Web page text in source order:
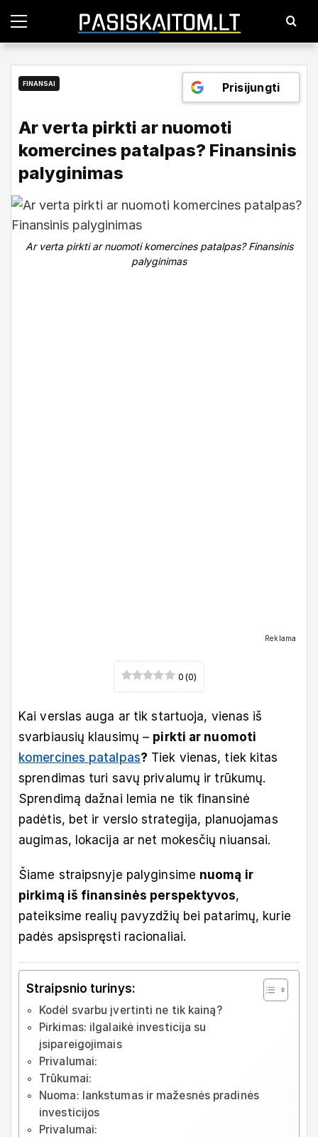
P
g
u
Prisijungti
FINANSAI
Ar verta pirkti ar nuomoti
komercines patalpas? Finansinis
palyginimas
2025-06-04
Ar verta pirkti ar nuomoti komercines patalpas? Finansinis
palyginimas
Reklama
0(0)
Kai verslas auga ar tik startuoja, vienas iš
svarbiausių klausimų – pirkti ar nuomoti
komercines patalpas? Tiek vienas, tiek kitas
sprendimas turi savų privalumų ir trūkumų.
Sprendimą dažnai lemia ne tik finansinė
padėtis, bet ir verslo strategija, planuojamas
augimas, lokacija ar net mokesčių niuansai.
Šiame straipsnyje palyginsime nuomą ir
pirkimą iš finansinės perspektyvos,
pateiksime realių pavyzdžių bei patarimų, kurie
padės apsispręsti racionaliai.
Straipsnio turinys:
Kodėl svarbu įvertinti ne tik kainą?
Pirkimas: ilgalaikė investicija su
įsipareigojimais
Privalumai:
Trūkumai:
Nuoma: lankstumas ir mažesnės pradinės
investicijos
Privalumai: